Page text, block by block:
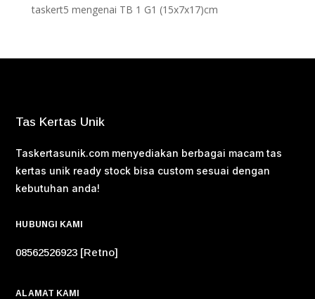
taskert5 mengenai TB 1 G1 (15x7x17)cm
Tas Kertas Unik
Taskertasunik.com menyediakan berbagai macam tas
kertas unik ready stock bisa custom sesuai dengan
kebutuhan anda!
HUBUNGI KAMI
08562526923 [Retno]
ALAMAT KAMI